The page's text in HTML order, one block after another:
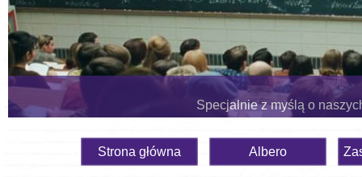
Specjalnie z myślą o
Strona główna Albero